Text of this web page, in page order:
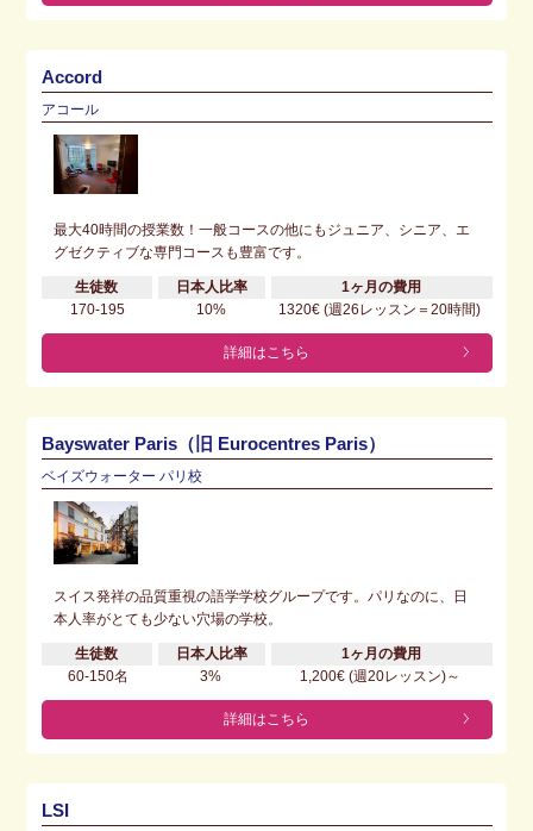
Accord
アコール
最大40時間の授業数！一般コースの他にもジュニア、シニア、エ
グゼクティブな専門コースも豊富です。
生徒数 日本人比率
1ヶ月の費用
170-195
10% 1320€ (週26レッスン＝20時間)
詳細はこちら
Bayswater Paris（旧 Eurocentres Paris）
ベイズウォーター パリ校
スイス発祥の品質重視の語学学校グループです。パリなのに、日
本人率がとても少ない穴場の学校。
生徒数 日本人比率
1ヶ月の費用
60-150名
3% 1,200€ (週20レッスン)～
詳細はこちら
LSI